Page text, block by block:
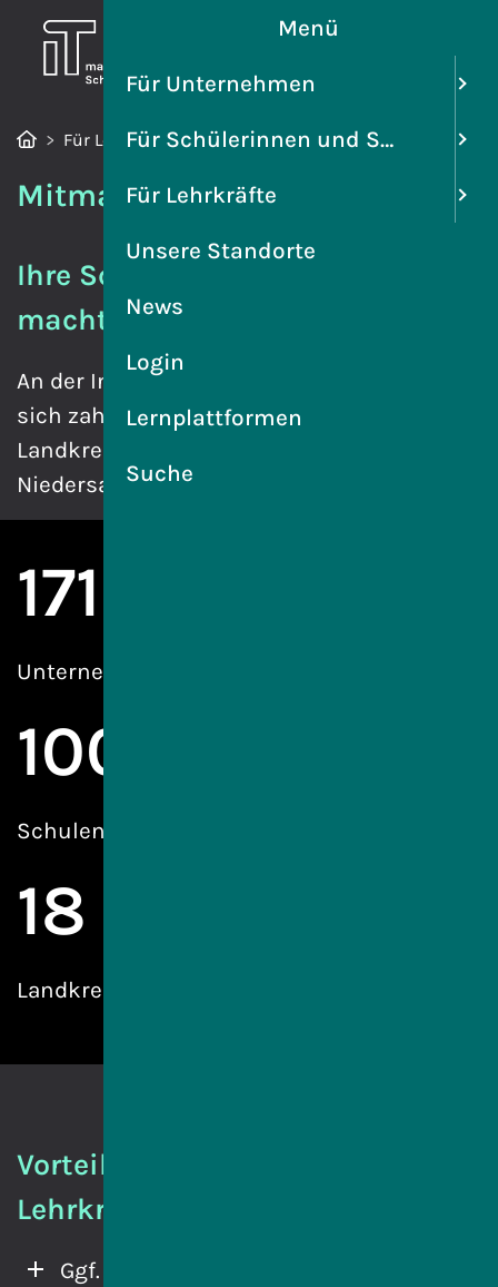
Für Lehrkräfte Mitmachen
Mitmachen
Ihre Schule als Partner/in bei IT
macht Schule
An der Initiative IT macht Schule beteiligen
sich zahlreiche Unternehmen, Schulen,
Landkreise und kreisfreie Städte aus ganz
Niedersachsen.
171
Unternehmen & Organisationen
100
Schulen
18
Landkreise & kreisfreie Städte
Vorteile für Schule und
Lehrkräfte
Ggf. kommen wir an Ihre Schule und
Menü
Für Unternehmen
Für Schülerinnen und Schüler
Für Lehrkräfte
Unsere Standorte
News
Login
Lernplattformen
Suche